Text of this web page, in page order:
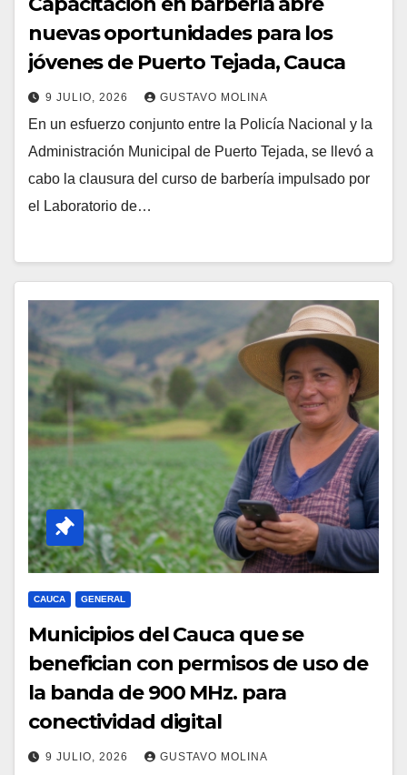
nuevas oportunidades para los
jóvenes de Puerto Tejada, Cauca
9 JULIO, 2026 GUSTAVO MOLINA
En un esfuerzo conjunto entre la Policía Nacional y la
Administración Municipal de Puerto Tejada, se llevó a
cabo la clausura del curso de barbería impulsado por
el Laboratorio de…
CAUCA GENERAL
Municipios del Cauca que se
benefician con permisos de uso de
la banda de 900 MHz. para
conectividad digital
9 JULIO, 2026 GUSTAVO MOLINA